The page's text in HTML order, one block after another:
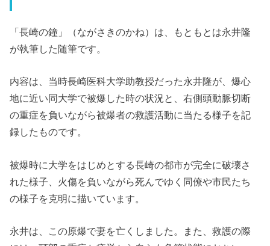
「長崎の鐘」（ながさきのかね）は、もともとは永井隆
が執筆した随筆です。
内容は、当時長崎医科大学助教授だった永井隆が、爆心
地に近い同大学で被爆した時の状況と、右側頭動脈切断
の重症を負いながら被爆者の救護活動に当たる様子を記
録したものです。
被爆時に大学をはじめとする長崎の都市が完全に破壊さ
れた様子、火傷を負いながら死んでゆく同僚や市民たち
の様子を克明に描いています。
永井は、この原爆で妻を亡くしました。また、救護の際